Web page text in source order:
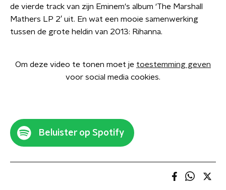
de vierde track van zijn Eminem's album ‘The Marshall
Mathers LP 2′ uit. En wat een mooie samenwerking
tussen de grote heldin van 2013: Rihanna.
Om deze video te tonen moet je toestemming geven
voor social media cookies.
Beluister op Spotify